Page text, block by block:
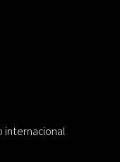
internacional